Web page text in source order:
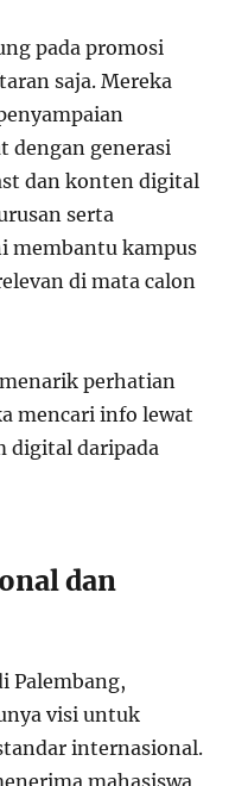
pada promosi
saja. Mereka
dengan generasi
dan konten digital
serta
membantu kampus
di mata calon
perhatian
mencari info lewat
digital daripada
dan
Palembang,
visi untuk
internasional.